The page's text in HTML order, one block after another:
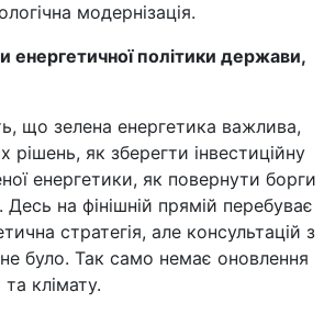
модернізація.
енергетичної політики держави,
що зелена енергетика важлива,
як зберегти інвестиційну
енергетики, як повернути борги
на фінішній прямій перебуває
стратегія, але консультацій з
було. Так само немає оновлення
клімату.